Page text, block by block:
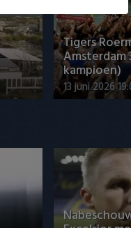
Tigers
Amsterdam
kampioen)
13 juni 2026